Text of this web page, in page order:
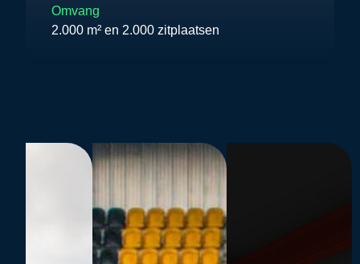
Omvang
2.000 m² en 2.000 zitplaatsen